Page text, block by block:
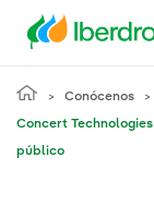
Conócenos
Concert
público